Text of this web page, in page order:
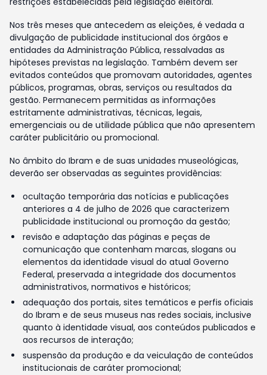
Nos três meses que antecedem as eleições, é vedada a
divulgação de publicidade institucional dos órgãos e
entidades da Administração Pública, ressalvadas as
hipóteses previstas na legislação. Também devem ser
evitados conteúdos que promovam autoridades, agentes
públicos, programas, obras, serviços ou resultados da
gestão. Permanecem permitidas as informações
estritamente administrativas, técnicas, legais,
emergenciais ou de utilidade pública que não apresentem
caráter publicitário ou promocional.
No âmbito do Ibram e de suas unidades museológicas,
deverão ser observadas as seguintes providências:
ocultação temporária das notícias e publicações
anteriores a 4 de julho de 2026 que caracterizem
publicidade institucional ou promoção da gestão;
revisão e adaptação das páginas e peças de
comunicação que contenham marcas, slogans ou
elementos da identidade visual do atual Governo
Federal, preservada a integridade dos documentos
administrativos, normativos e históricos;
adequação dos portais, sites temáticos e perfis oficiais
do Ibram e de seus museus nas redes sociais, inclusive
quanto à identidade visual, aos conteúdos publicados e
aos recursos de interação;
suspensão da produção e da veiculação de conteúdos
institucionais de caráter promocional;